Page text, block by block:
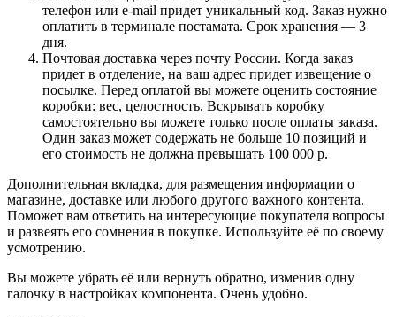
телефон или e-mail придет уникальный код. Заказ нужно
оплатить в терминале постамата. Срок хранения — 3
дня.
Почтовая доставка через почту России. Когда заказ
придет в отделение, на ваш адрес придет извещение о
посылке. Перед оплатой вы можете оценить состояние
коробки: вес, целостность. Вскрывать коробку
самостоятельно вы можете только после оплаты заказа.
Один заказ может содержать не больше 10 позиций и
его стоимость не должна превышать 100 000 р.
Дополнительная вкладка, для размещения информации о
магазине, доставке или любого другого важного контента.
Поможет вам ответить на интересующие покупателя вопросы
и развеять его сомнения в покупке. Используйте её по своему
усмотрению.
Вы можете убрать её или вернуть обратно, изменив одну
галочку в настройках компонента. Очень удобно.